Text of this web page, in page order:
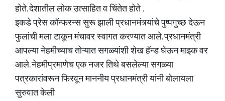
होते. देशातील लोक उत्साहित व चिंतेत होते .
इकडे प्रेस कॉन्फरन्स सुरू झाली प्रधानमंत्र्यांचे पुष्पगुच्छ देऊन
फुलांची मला टाकून मंचावर स्वागत करण्यात आले. प्रधानमंत्री
आपल्या नेहमीच्याच तोऱ्यात सगळ्यांशी शेख हॅन्ड घेऊन माइक वर
आले. नेहमीप्रमाणेच एक नजर तिथे बसलेल्या सगळ्या
पत्रकारांवरून फिरवून माननीय प्रधानमंत्री यांनी बोलायला
सुरुवात केली